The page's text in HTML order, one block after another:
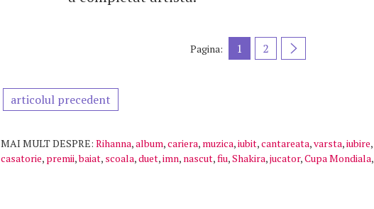
Pagina: 1 2
articolul precedent
MAI MULT DESPRE: Rihanna,album,cariera, muzica,iubit,cantareata,varsta,iubire,
casatorie, premii,baiat, scoala,duet,imn, nascut,fiu,Shakira,jucator,Cupa Mondiala,